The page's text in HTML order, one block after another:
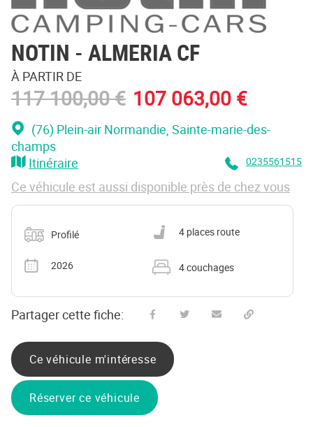
NOTIN - ALMERIA CF
À PARTIR DE
117 100,00 € 107 063,00 €
(76) Plein-air Normandie , Sainte-marie-des-
champs
Itinéraire
0235561515
Ce véhicule est aussi disponible près de chez vous
Catégorie
Profilé
Nombre de places carte grise
4 places route
Année
2026
Nombre de couchages
4 couchages
Partager cette fiche:
Ce véhicule m'intéresse
Réserver ce véhicule